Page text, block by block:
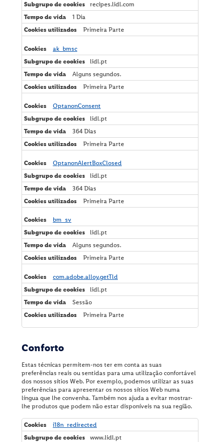
recipes.lidl.com
1 Dia
Primeira Parte
ak_bmsc
lidl.pt
Alguns segundos.
Primeira Parte
OptanonConsent
lidl.pt
364 Dias
Primeira Parte
OptanonAlertBoxClosed
lidl.pt
364 Dias
Primeira Parte
bm_sv
lidl.pt
Alguns segundos.
Primeira Parte
com.adobe.alloy.getTld
lidl.pt
Sessão
Primeira Parte
Conforto
Estas técnicas permitem-nos ter em conta as suas
preferências reais ou sentidas para uma utilização confortável
dos nossos sítios Web. Por exemplo, podemos utilizar as suas
preferências para apresentar os nossos sítios Web numa
língua que lhe convenha. Também nos ajuda a evitar mostrar-
lhe produtos que podem não estar disponíveis na sua região.
C
o
n
i18n_redirected
www.lidl.pt